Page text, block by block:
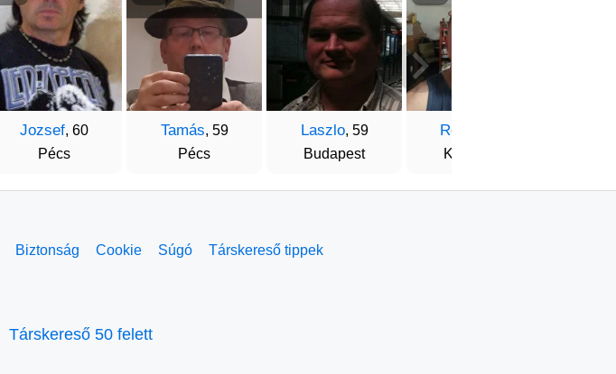
Jozsef, 60
Pécs
Tamás, 59
Pécs
Laszlo, 59
Budapest
Róbert
Kaposvár
Biztonság Cookie Súgó Társkereső tippek
Társkereső 50 felett